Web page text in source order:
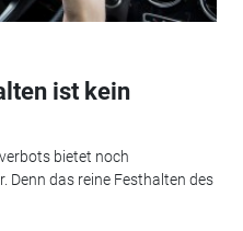
ist kein
bietet noch
Denn das reine Festhalten des